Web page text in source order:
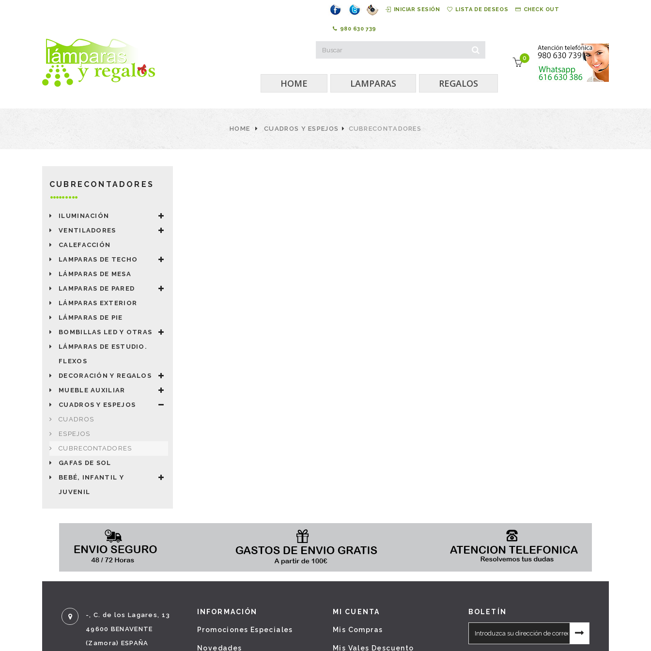
INICIAR SESIÓN LISTA DE DESEOS CHECK OUT
980 630 739
0
HOME LAMPARAS REGALOS
HOME CUADROS Y ESPEJOS CUBRECONTADORES
CUBRECONTADORES
ILUMINACIÓN
VENTILADORES
CALEFACCIÓN
LAMPARAS DE TECHO
LÁMPARAS DE MESA
LAMPARAS DE PARED
LÁMPARAS EXTERIOR
LÁMPARAS DE PIE
BOMBILLAS LED Y OTRAS
LÁMPARAS DE ESTUDIO.
FLEXOS
DECORACIÓN Y REGALOS
MUEBLE AUXILIAR
CUADROS Y ESPEJOS
CUADROS
ESPEJOS
CUBRECONTADORES
GAFAS DE SOL
BEBÉ, INFANTIL Y
JUVENIL
-, C. de los Lagares, 13
49600 BENAVENTE
(Zamora) ESPAÑA
INFORMACIÓN
Promociones Especiales
Novedades
MI CUENTA
Mis Compras
Mis Vales Descuento
BOLETÍN